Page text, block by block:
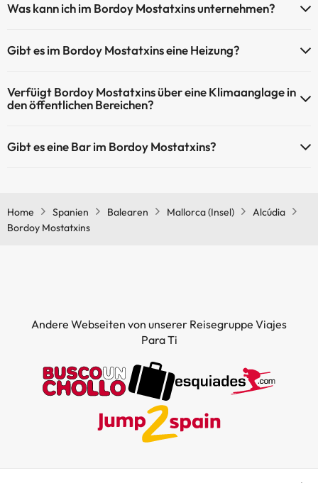
ist eventuell gebührenpflichtig). Hier finden Sie weitere
Außenpool (Sommersaison)
Was kann ich im Bordoy Mostatxins unternehmen?
können kostenpflichtig sein):
Gibt es im Bordoy Mostatxins eine Heizung?
Gemeinschaftsräumen.
Verfüigt Bordoy Mostatxins über eine Klimaanglage in
den öffentlichen Bereichen?
Gemeinschaftsräumen.
Gibt es eine Bar im Bordoy Mostatxins?
Home Spanien Balearen Mallorca (Insel)
Alcúdia
Bordoy Mostatxins
Andere Webseiten von unserer Reisegruppe Viajes
Para Ti